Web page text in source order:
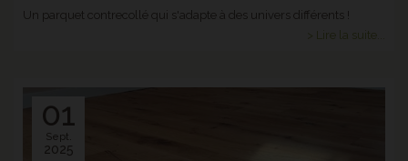
Un parquet contrecollé qui s'adapte à des univers différents !
> Lire la suite...
01
Sept.
2025